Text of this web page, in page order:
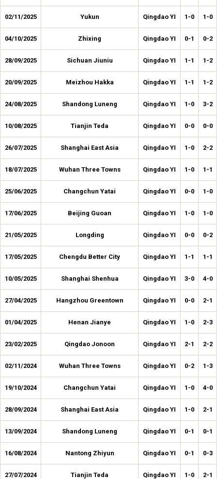
02/11/2025 Yukun Qingdao YI 1-0 1-0
04/10/2025 Zhixing Qingdao YI 0-1 0-2
28/09/2025 Sichuan Jiuniu Qingdao YI 1-1 1-2
20/09/2025 Meizhou Hakka Qingdao YI 1-1 1-2
24/08/2025 Shandong Luneng Qingdao YI 1-0 3-2
10/08/2025 Tianjin Teda Qingdao YI 0-0 0-0
26/07/2025 Shanghai East Asia Qingdao YI 1-0 2-2
18/07/2025 Wuhan Three Towns Qingdao YI 1-0 1-1
25/06/2025 Changchun Yatai Qingdao YI 0-0 1-0
17/06/2025 Beijing Guoan Qingdao YI 1-0 1-0
21/05/2025 Longding Qingdao YI 0-0 0-2
17/05/2025 Chengdu Better City Qingdao YI 1-1 1-1
10/05/2025 Shanghai Shenhua Qingdao YI 3-0 4-0
27/04/2025 Hangzhou Greentown Qingdao YI 0-0 2-1
01/04/2025 Henan Jianye Qingdao YI 1-0 2-3
23/02/2025 Qingdao Jonoon Qingdao YI 2-1 2-2
02/11/2024 Wuhan Three Towns Qingdao YI 0-2 1-3
19/10/2024 Changchun Yatai Qingdao YI 1-0 4-0
28/09/2024 Shanghai East Asia Qingdao YI 1-0 2-1
13/09/2024 Shandong Luneng Qingdao YI 0-1 0-1
16/08/2024 Nantong Zhiyun Qingdao YI 0-1 0-3
27/07/2024 Tianjin Teda Qingdao YI 1-0 2-1